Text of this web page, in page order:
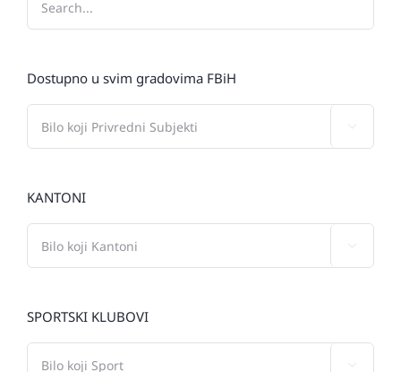
Dostupno u svim gradovima FBiH
KANTONI
SPORTSKI KLUBOVI